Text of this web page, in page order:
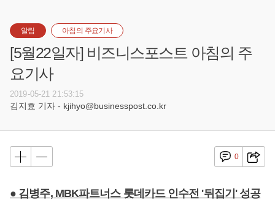
알림 아침의 주요기사
[5월22일자] 비즈니스포스트 아침의 주
요기사
2019-05-21 21:53:15
김지효 기자 - kjihyo@businesspost.co.kr
0
● 김병주, MBK파트너스 롯데카드 인수전 '뒤집기' 성공